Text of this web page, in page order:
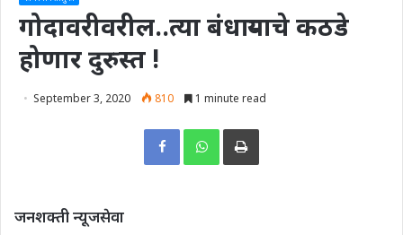
गोदावरीवरील..त्या बंधाऱ्याचे कठडे
होणार दुरुस्त !
September 3, 2020 810 1 minute read
Print
जनशक्ती न्यूजसेवा